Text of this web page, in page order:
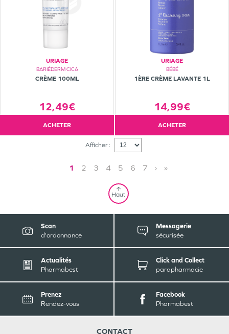
URIAGE
BARIÉDERM CICA
CRÈME 100ML
12,49€
ACHETER
URIAGE
BÉBÉ
1ÈRE CRÈME LAVANTE 1L
14,99€
ACHETER
Afficher :
1 2 3 4 5 6 7 › »
Haut
Scan
d'ordonnance
Messagerie
sécurisée
Actualités
Pharmabest
Click and Collect
parapharmacie
Prenez
Rendez-vous
Facebook
Pharmabest
CONTACT